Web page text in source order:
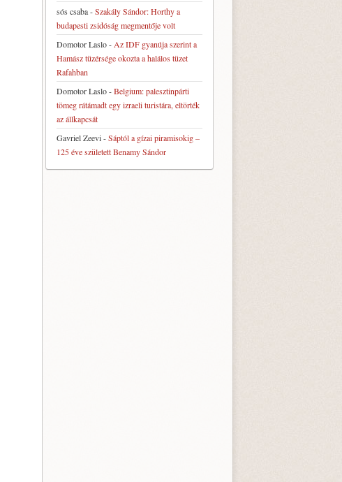
sós csaba-Szakály Sándor: Horthy a
budapesti zsidóság megmentője volt
Domotor Laslo- Az IDF gyanúja szerint a
Hamász tüzérsége okozta a halálos tüzet
Rafahban
Domotor Laslo-Belgium: palesztinpárti
tömeg rátámadt egy izraeli turistára, eltörték
az állkapcsát
Gavriel Zeevi-Sáptól a gízai piramisokig –
125 éve született Benamy Sándor